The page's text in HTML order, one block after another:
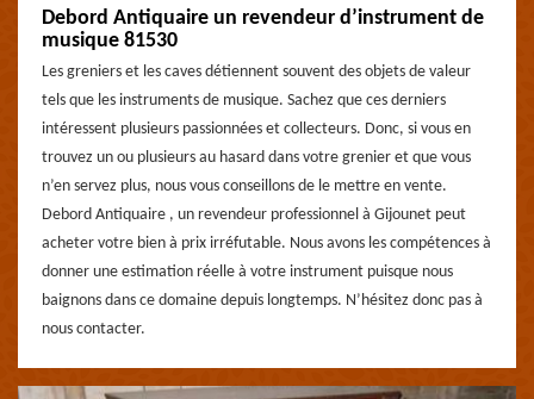
Debord Antiquaire un revendeur d’instrument de
musique 81530
Les greniers et les caves détiennent souvent des objets de valeur
tels que les instruments de musique. Sachez que ces derniers
intéressent plusieurs passionnées et collecteurs. Donc, si vous en
trouvez un ou plusieurs au hasard dans votre grenier et que vous
n’en servez plus, nous vous conseillons de le mettre en vente.
Debord Antiquaire , un revendeur professionnel à Gijounet peut
acheter votre bien à prix irréfutable. Nous avons les compétences à
donner une estimation réelle à votre instrument puisque nous
baignons dans ce domaine depuis longtemps. N’hésitez donc pas à
nous contacter.